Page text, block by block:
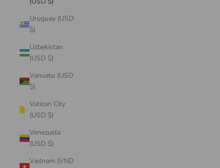
Uruguay (USD
$)
Uzbekistan
(USD $)
Vanuatu (USD
$)
Vatican City
(USD $)
Venezuela
(USD $)
Vietnam (VND